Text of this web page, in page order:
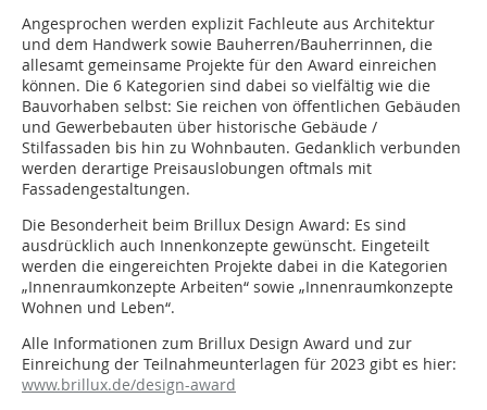
Angesprochen werden explizit Fachleute aus Architektur
und dem Handwerk sowie Bauherren/Bauherrinnen, die
allesamt gemeinsame Projekte für den Award einreichen
können. Die 6 Kategorien sind dabei so vielfältig wie die
Bauvorhaben selbst: Sie reichen von öffentlichen Gebäuden
und Gewerbebauten über historische Gebäude /
Stilfassaden bis hin zu Wohnbauten. Gedanklich verbunden
werden derartige Preisauslobungen oftmals mit
Fassadengestaltungen.
Die Besonderheit beim Brillux Design Award: Es sind
ausdrücklich auch Innenkonzepte gewünscht. Eingeteilt
werden die eingereichten Projekte dabei in die Kategorien
„Innenraumkonzepte Arbeiten“ sowie „Innenraumkonzepte
Wohnen und Leben“.
Alle Informationen zum Brillux Design Award und zur
Einreichung der Teilnahmeunterlagen für 2023 gibt es hier:
www.brillux.de/design-award